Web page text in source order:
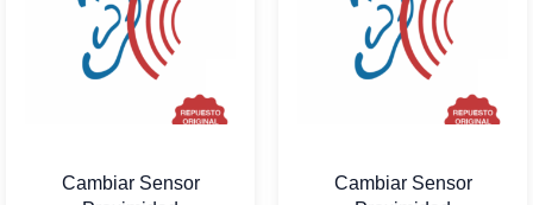
Cambiar Sensor
Cambiar Sensor